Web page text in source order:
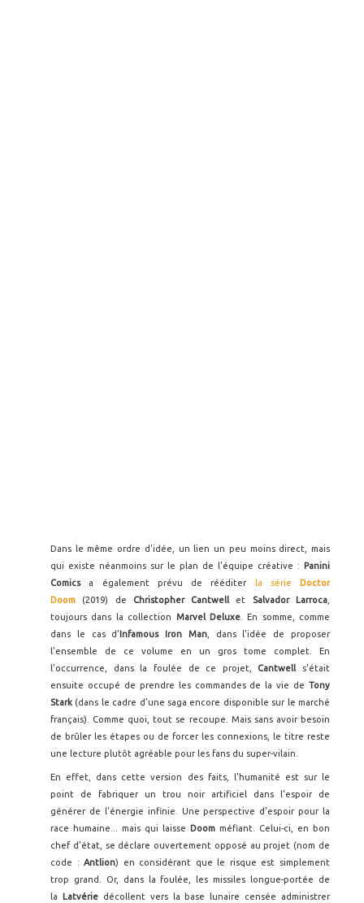
Dans le même ordre d'idée, un lien un peu moins direct, mais
qui existe néanmoins sur le plan de l'équipe créative :
Panini
Comicsa également prévu de rééditer la série
Doctor
Doom (2019) de Christopher Cantwell et Salvador Larroca
toujours dans la collection Marvel Deluxe. En somme, comme
dans le cas d' Infamous Iron Man, dans l'idée de proposer
l'ensemble de ce volume en un gros tome complet. En
l'occurrence, dans la foulée de ce projet, Cantwell s'était
ensuite occupé de prendre les commandes de la vie de Tony
Stark (dans le cadre d'une saga encore disponible sur le marché
français). Comme quoi, tout se recoupe. Mais sans avoir besoin
de brûler les étapes ou de forcer les connexions, le titre reste
une lecture plutôt agréable pour les fans du super-vilain.
En effet, dans cette version des faits, l'humanité est sur le
point de fabriquer un trou noir artificiel dans l'espoir de
générer de l'énergie infinie. Une perspective d'espoir pour la
race humaine... mais qui laisse
Doom méfiant. Celui-ci, en bon
chef d'état, se déclare ouvertement opposé au projet (nom de
code :Antlion) en considérant que le risque est simplement
trop grand. Or, dans la foulée, les missiles longue-portée de
la
Latvériedécollent vers la base lunaire censée administrer